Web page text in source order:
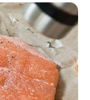
dos ACS e ACE
Arquivo.
da CONACS
Marcivânia. Ela